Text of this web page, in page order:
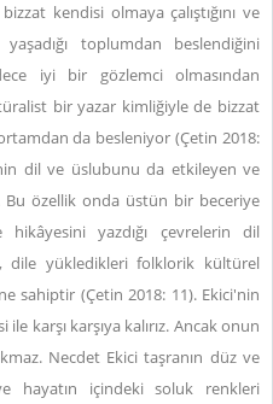
kendisi olmaya çalıştığını ve
toplumdan beslendiğini
iyi bir gözlemci olmasından
bir yazar kimliğiyle de bizzat
da besleniyor (Çetin 2018:
dil ve üslubunu da etkileyen ve
özellik onda üstün bir beceriye
yazdığı çevrelerin dil
dile yükledikleri folklorik kültürel
sahiptir (Çetin 2018: 11). Ekici'nin
karşı karşıya kalırız. Ancak onun
Necdet Ekici taşranın düz ve
hayatın içindeki soluk renkleri